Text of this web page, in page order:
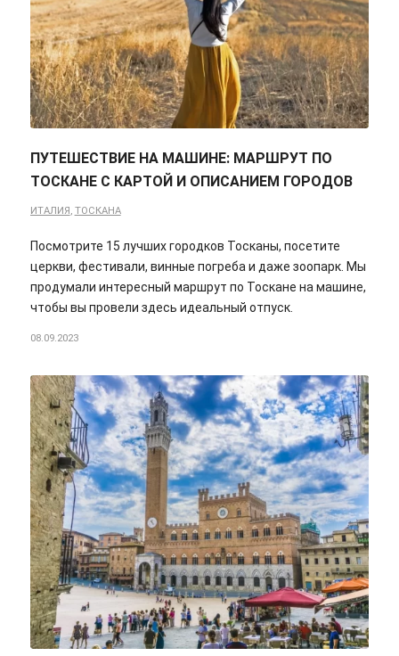
ПУТЕШЕСТВИЕ НА МАШИНЕ: МАРШРУТ ПО
ТОСКАНЕ С КАРТОЙ И ОПИСАНИЕМ ГОРОДОВ
ИТАЛИЯ, ТОСКАНА
Посмотрите 15 лучших городков Тосканы, посетите
церкви, фестивали, винные погреба и даже зоопарк. Мы
продумали интересный маршрут по Тоскане на машине,
чтобы вы провели здесь идеальный отпуск.
08.09.2023